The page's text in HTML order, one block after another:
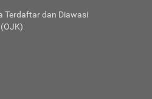
Terdaftar dan Diawasi